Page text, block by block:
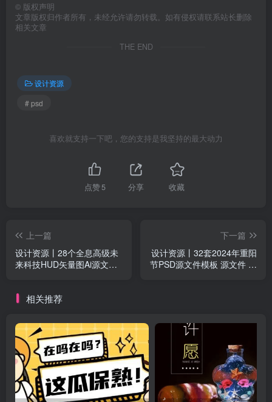
© 版权声明
文章版权归作者所有，未经允许请勿转载。如有侵权请联系站长删除
相关文章
THE END
设计资源
# psd
喜欢就支持一下吧，您的支持是我坚持的最大动力
点赞5 分享 收藏
上一篇
设计资源丨28个全息高级未
来科技HUD矢量图Ai源文件
下一篇
设计资源丨32套2024年重阳
节PSD源文件模板 源文件 可
相关推荐